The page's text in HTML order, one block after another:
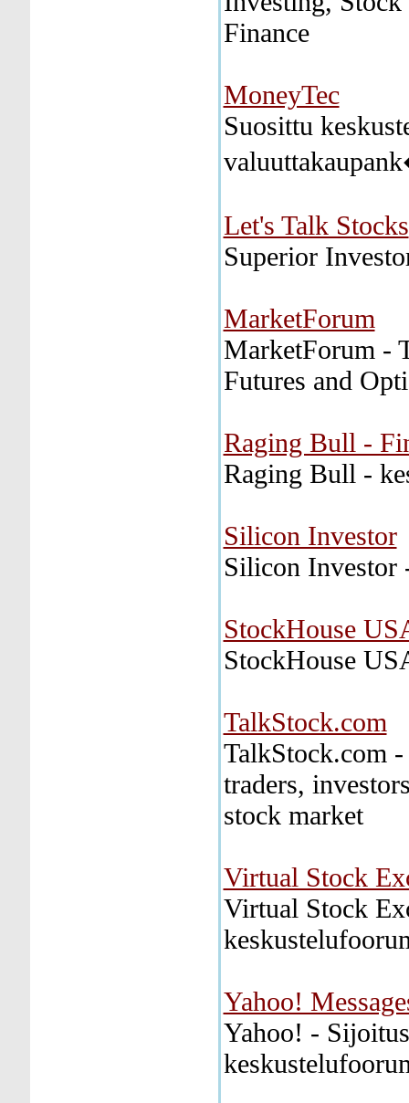
Finance
MoneyTec
Suosittu
Let's Talk Stocks
Superior
MarketForum
MarketForum -
Futures and
Raging Bull -
Raging Bull -
Silicon Investor
Silicon Investor
StockHouse
StockHouse
TalkStock.com
TalkStock.com
traders,
stock market
Virtual Stock
Virtual Stock
Yahoo!
Yahoo! -